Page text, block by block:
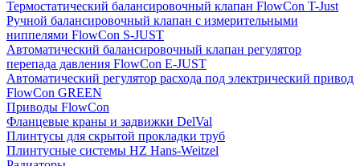
Термостатический балансировочный клапан FlowСon T-Just
Ручной балансировочный клапан с измерительными
ниппелями FlowСon S-JUST
Автоматический балансировочный клапан регулятор
перепада давления FlowСon E-JUST
Автоматический регулятор расхода под электрический привод
FlowСon GREEN
Приводы FlowCon
Фланцевые краны и задвижки DelVal
Плинтусы для скрытой прокладки труб
Плинтусные системы HZ Hans-Weitzel